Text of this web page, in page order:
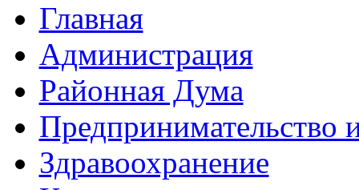
Главная
Администрация
Районная Дума
Предпринимательство
Здравоохранение